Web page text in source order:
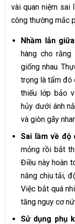
vài quan niệm sai
công thường mắc
Nhầm lẫn
hàng cho
giống nhau.
trọng là tấm đó
thiếu lớp bảo
hủy dưới ánh
và giòn gãy
Sai lầm về độ
mỏng rồi bắt
Điều này hoàn
năng chịu tải,
Việc bắt quá
tăng nguy cơ
Sử dụng phụ